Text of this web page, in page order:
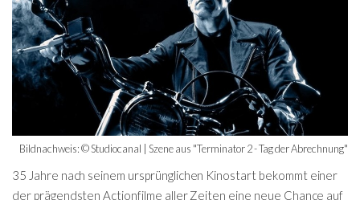
Bildnachweis: © Studiocanal | Szene aus "Terminator 2 - Tag der Abrechnung"
35 Jahre nach seinem ursprünglichen Kinostart bekommt einer
der prägendsten Actionfilme aller Zeiten eine neue Chance auf